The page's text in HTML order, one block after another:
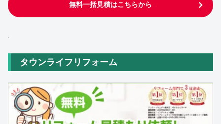
無料一括見積はこちらから
タウンライフリフォーム